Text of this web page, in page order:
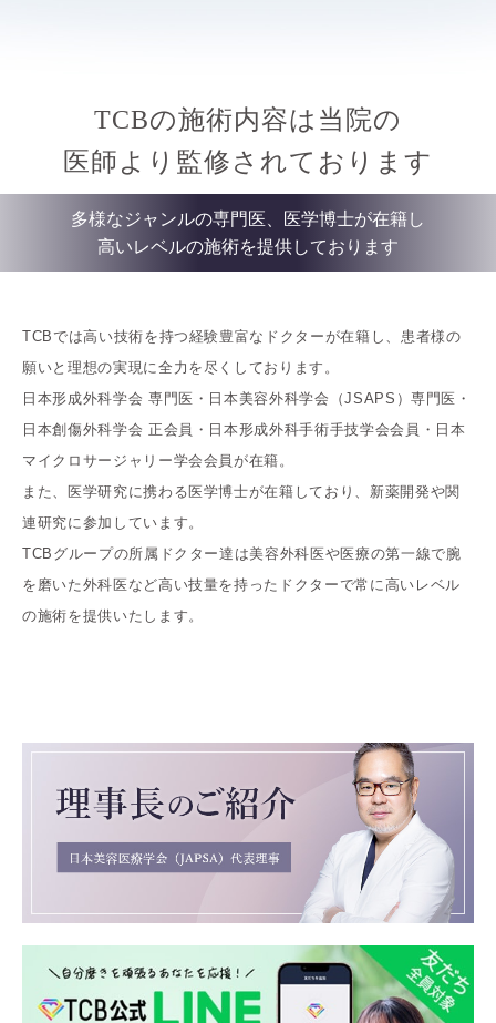
TCBの施術内容は当院の
医師より監修されております
多様なジャンルの専門医、医学博士が在籍し
高いレベルの施術を提供しております
TCBでは高い技術を持つ経験豊富なドクターが在籍し、患者様の
願いと理想の実現に全力を尽くしております。
日本形成外科学会 専門医・日本美容外科学会（JSAPS）専門医・
日本創傷外科学会 正会員・日本形成外科手術手技学会会員・日本
マイクロサージャリー学会会員が在籍。
また、医学研究に携わる医学博士が在籍しており、新薬開発や関
連研究に参加しています。
TCBグループの所属ドクター達は美容外科医や医療の第一線で腕
を磨いた外科医など高い技量を持ったドクターで常に高いレベル
の施術を提供いたします。